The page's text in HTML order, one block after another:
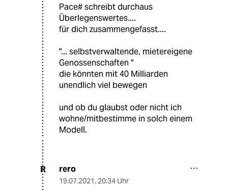
Pace# schreibt durchaus
Überlegenswertes....
für dich zusammengefasst....
"... selbstverwaltende, mietereigene
Genossenschaften "
die könnten mit 40 Milliarden
unendlich viel bewegen
und ob du glaubst oder nicht ich
wohne/mitbestimme in solch einem
Modell.
R rero
19.07.2021, 20:34 Uhr